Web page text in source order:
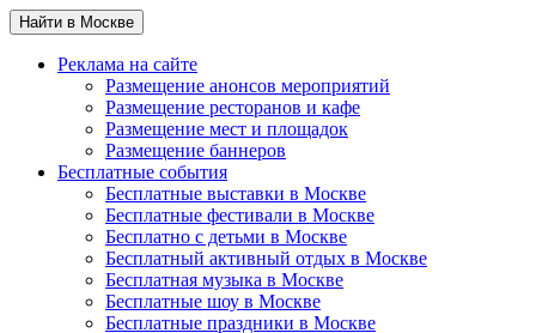
Найти в Москве
Реклама на сайте
Размещение анонсов мероприятий
Размещение ресторанов и кафе
Размещение мест и площадок
Размещение баннеров
Бесплатные события
Бесплатные выставки в Москве
Бесплатные фестивали в Москве
Бесплатно с детьми в Москве
Бесплатный активный отдых в Москве
Бесплатная музыка в Москве
Бесплатные шоу в Москве
Бесплатные праздники в Москве